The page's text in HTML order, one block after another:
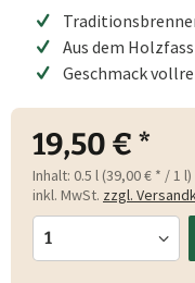
Aus dem Holzfass
Geschmack
19,50 € *
Inhalt: 0.5 l (39,00 € * / 1 l)
inkl. MwSt. zzgl.